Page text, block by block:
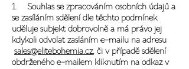
1. Souhlas se zpracováním osobních údajů a
se zasíláním sdělení dle těchto podmínek
uděluje subjekt dobrovolně a má právo jej
kdykoli odvolat zasláním e-mailu na adresu
sales@elitebohemia.cz, či v případě sdělení
obdrženého e-mailem kliknutím na odkaz v